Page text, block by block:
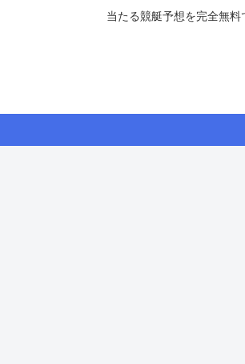
当たる競艇予想を完全無